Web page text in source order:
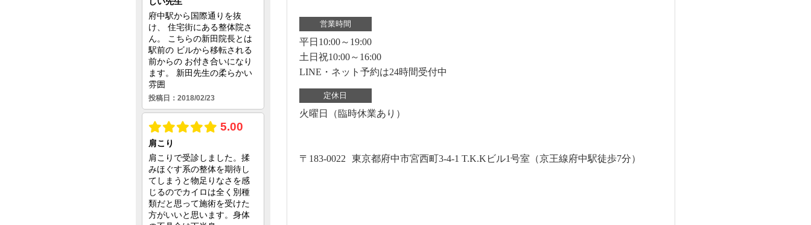
営業時間
平日10:00～19:00
土日祝10:00～16:00
LINE・ネット予約は24時間受付中
定休日
火曜日（臨時休業あり）
〒183-0022 東京都府中市宮西町3-4-1 T.K.Kビル1号室（京王線府中駅徒歩7分）